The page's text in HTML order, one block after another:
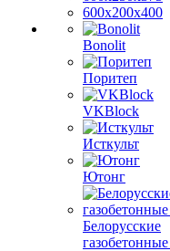
600х200х400
Bonolit
Поритеп
VKBlock
Исткульт
Ютонг
Белорусские